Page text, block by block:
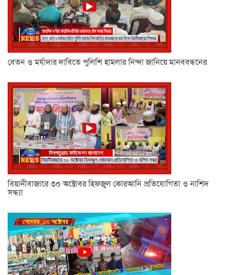
বেতন ও মর্যাদার দাবিতে পুলিশি হামলার নিন্দা জানিয়ে মানববন্ধনের
বিয়ানীবাজারে ৩০ অক্টোবর হিফজুল কোরআনি প্রতিযোগিতা ও নাশিদ
সন্ধ্যা